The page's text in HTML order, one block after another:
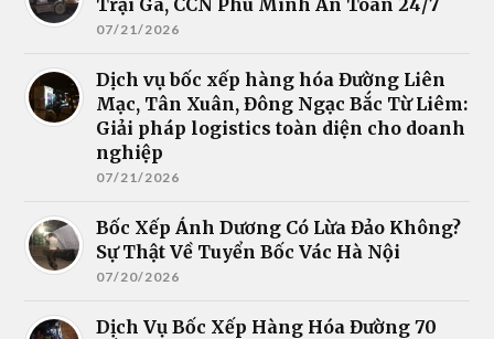
Trại Gà, CCN Phú Minh An Toàn 24/7
07/21/2026
Dịch vụ bốc xếp hàng hóa Đường Liên
Mạc, Tân Xuân, Đông Ngạc Bắc Từ Liêm:
Giải pháp logistics toàn diện cho doanh
nghiệp
07/21/2026
Bốc Xếp Ánh Dương Có Lừa Đảo Không?
Sự Thật Về Tuyển Bốc Vác Hà Nội
07/20/2026
Dịch Vụ Bốc Xếp Hàng Hóa Đường 70